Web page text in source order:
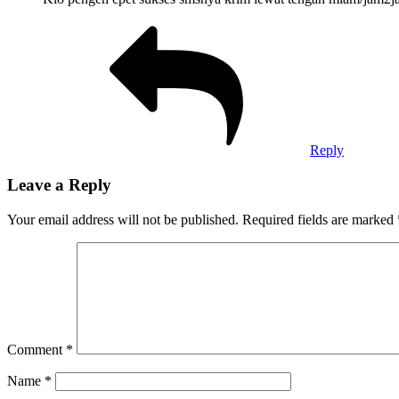
Reply
Leave a Reply
Your email address will not be published. Required fields are marked
Comment *
Name *